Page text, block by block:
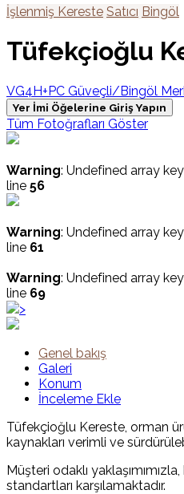
İşlenmiş Kereste Satıcı Bingöl
Tüfekçioğlu
VG4H+PC Güveçli/Bingöl
Yer İmi Öğelerine Giriş Yapın
Tüm Fotoğrafları Göster
Warning: Undefined array key
line 56
Warning: Undefined array
line 61
Warning: Undefined array
line 69
>
Genel bakış
Galeri
Konum
İnceleme Ekle
Tüfekçioğlu Kereste, orman
kaynakları verimli ve
Müşteri odaklı
standartları karşılamaktadır.